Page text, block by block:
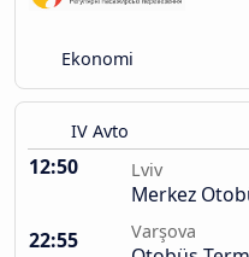
Ekonomi
IV Avto
12:50 Lviv
Merkez
22:55
Varşova